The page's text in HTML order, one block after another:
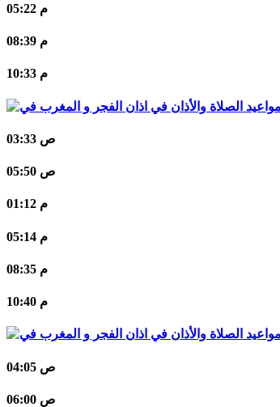
05:22 م
08:39 م
10:33 م
03:33 ص
05:50 ص
01:12 م
05:14 م
08:35 م
10:40 م
04:05 ص
06:00 ص